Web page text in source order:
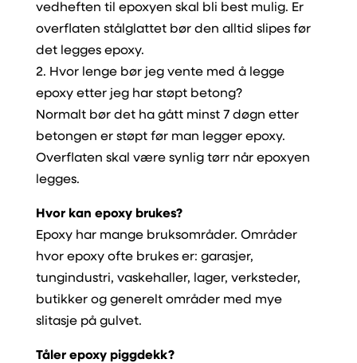
vedheften til epoxyen skal bli best mulig. Er
overflaten stålglattet bør den alltid slipes før
det legges epoxy.
2. Hvor lenge bør jeg vente med å legge
epoxy etter jeg har støpt betong?
Normalt bør det ha gått minst 7 døgn etter
betongen er støpt før man legger epoxy.
Overflaten skal være synlig tørr når epoxyen
legges.
Hvor kan epoxy brukes?
Epoxy har mange bruksområder. Områder
hvor epoxy ofte brukes er: garasjer,
tungindustri, vaskehaller, lager, verksteder,
butikker og generelt områder med mye
slitasje på gulvet.
Tåler epoxy piggdekk?